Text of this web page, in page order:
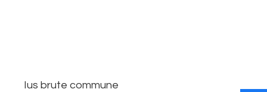
Ius brute commune